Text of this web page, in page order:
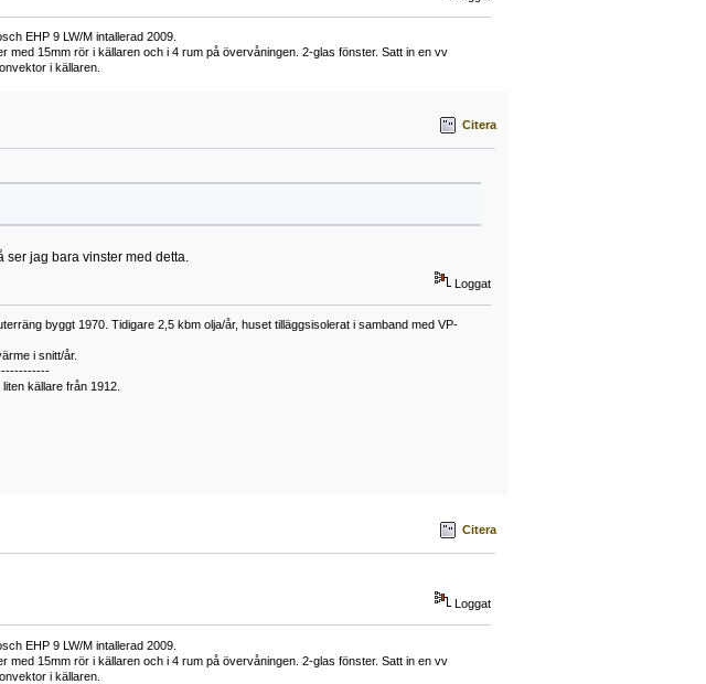
EHP 9 LW/M intallerad 2009.
15mm rör i källaren och i 4 rum på övervåningen. 2-glas fönster. Satt in en vv
i källaren.
Citera
ser jag bara vinster med detta.
Loggat
byggt 1970. Tidigare 2,5 kbm olja/år, huset tilläggsisolerat i samband med VP-
i snitt/år.
källare från 1912.
Citera
Loggat
EHP 9 LW/M intallerad 2009.
15mm rör i källaren och i 4 rum på övervåningen. 2-glas fönster. Satt in en vv
i källaren.